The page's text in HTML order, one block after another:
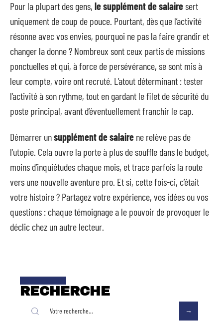
Pour la plupart des gens, le supplément de salairesert
uniquement de coup de pouce. Pourtant, dès que l’activité
résonne avec vos envies, pourquoi ne pas la faire grandir et
changer la donne ? Nombreux sont ceux partis de missions
ponctuelles et qui, à force de persévérance, se sont mis à
leur compte, voire ont recruté. L’atout déterminant : tester
l’activité à son rythme, tout en gardant le filet de sécurité du
poste principal, avant d’éventuellement franchir le cap.
Démarrer unsupplément de salaire ne relève pas de
l’utopie. Cela ouvre la porte à plus de souffle dans le budget,
moins d’inquiétudes chaque mois, et trace parfois la route
vers une nouvelle aventure pro. Et si, cette fois-ci, c’était
votre histoire ? Partagez votre expérience, vos idées ou vos
questions : chaque témoignage a le pouvoir de provoquer le
déclic chez un autre lecteur.
RECHERCHE